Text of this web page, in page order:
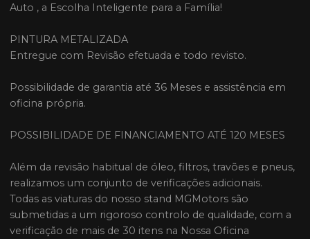
Auto , a Escolha Inteligente para a Família!
PINTURA METALIZADA
Entregue com Revisão efetuada e todo revisto.
Possibilidade de garantia até 36 Meses e assistência em
oficina própria.
POSSIBILIDADE DE FINANCIAMENTO ATÉ 120 MESES
Além da revisão habitual de óleo, filtros, travões e pneus,
realizamos um conjunto de verificações adicionais.
Todas as viaturas do nosso stand MGMotors são
submetidas a um rigoroso controlo de qualidade, com a
verificação de mais de 30 itens na Nossa Oficina